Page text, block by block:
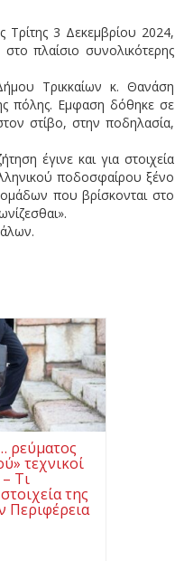
Τρίτης 3 Δεκεμβρίου 2024,
πλαίσιο συνολικότερης
Τρικκαίων κ. Θανάση
πόλης. Εμφαση δόθηκε σε
στίβο, στην ποδηλασία,
έγινε και για στοιχεία
ποδοσφαίρου ξένο
που βρίσκονται στο
ρεύματος
τεχνικοί
Τι
της
Περιφέρεια